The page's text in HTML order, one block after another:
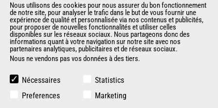
Historique
CGV Manitou BF
AUTRES SITES DU GROUPE
Manitou Group
Carrières
RMI Manitou
Nous utilisons des cookies pour nous assurer du bon fonctionnement
de notre site, pour analyser le trafic dans le but de vous fournir une
expérience de qualité et personnalisée via nos contenus et publicités,
pour proposer de nouvelles fonctionnalités et utiliser celles
disponibles sur les réseaux sociaux. Nous partageons donc des
informations quant à votre navigation sur notre site avec nos
partenaires analytiques, publicitaires et de réseaux sociaux.
Nous ne vendons pas vos données à des tiers.
Nécessaires
Statistics
Preferences
Marketing